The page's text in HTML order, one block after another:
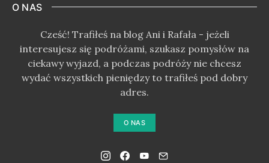
O NAS
Cześć! Trafiłeś na blog Ani i Rafała - jeżeli
interesujesz się podróżami, szukasz pomysłów na
ciekawy wyjazd, a podczas podróży nie chcesz
wydać wszystkich pieniędzy to trafiłeś pod dobry
adres.
O NAS